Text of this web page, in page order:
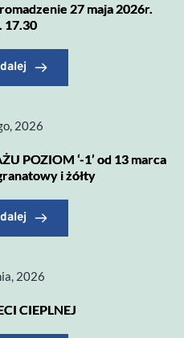
27 maja 2026r.
17.30
2026
POZIOM ‘-1’ od 13 marca
i żółty
2026
CIEPLNEJ